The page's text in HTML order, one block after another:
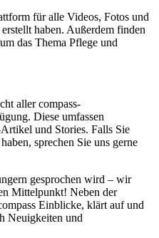
für alle Videos, Fotos und
haben. Außerdem finden
das Thema Pflege und
aller compass-
Diese umfassen
und Stories. Falls Sie
sprechen Sie uns gerne
gesprochen wird – wir
Mittelpunkt! Neben der
Einblicke, klärt auf und
Neuigkeiten und